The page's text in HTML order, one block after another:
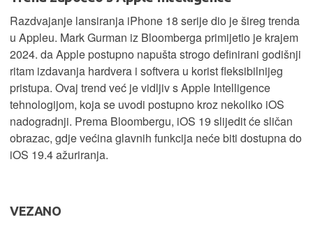
Razdvajanje lansiranja iPhone 18 serije dio je šireg trenda
u Appleu. Mark Gurman iz Bloomberga primijetio je krajem
2024. da Apple postupno napušta strogo definirani godišnji
ritam izdavanja hardvera i softvera u korist fleksibilnijeg
pristupa. Ovaj trend već je vidljiv s Apple Intelligence
tehnologijom, koja se uvodi postupno kroz nekoliko iOS
nadogradnji. Prema Bloombergu, iOS 19 slijedit će sličan
obrazac, gdje većina glavnih funkcija neće biti dostupna do
iOS 19.4 ažuriranja.
VEZANO